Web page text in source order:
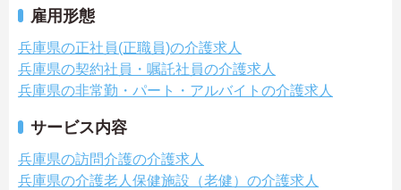
雇用形態
兵庫県の正社員(正職員)の介護求人
兵庫県の契約社員・嘱託社員の介護求人
兵庫県の非常勤・パート・アルバイトの介護求人
サービス内容
兵庫県の訪問介護の介護求人
兵庫県の介護老人保健施設（老健）の介護求人